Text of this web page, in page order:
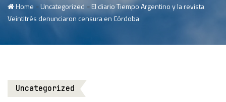
Home -Uncategorized -El diario Tiempo Argentino y la revista
Veintitrés denunciaron censura en Córdoba
Uncategorized